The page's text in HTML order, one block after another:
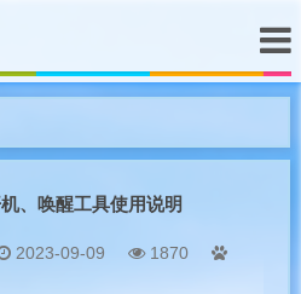
、唤醒工具使用说明
2023-09-09 1870